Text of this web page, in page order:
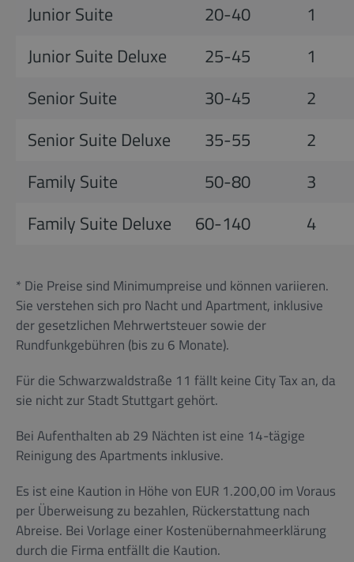
Junior Suite 20-40
1
Junior Suite Deluxe
25-45
1
Senior Suite
30-45
2
Senior Suite Deluxe
35-55
2
Family Suite
50-80
3
Family Suite Deluxe
60-140 4
* Die Preise sind Minimumpreise und können variieren.
Sie verstehen sich pro Nacht und Apartment, inklusive
der gesetzlichen Mehrwertsteuer sowie der
Rundfunkgebühren (bis zu 6 Monate).
Für die Schwarzwaldstraße 11 fällt keine City Tax an, da
sie nicht zur Stadt Stuttgart gehört.
Bei Aufenthalten ab 29 Nächten ist eine 14-tägige
Reinigung des Apartments inklusive.
Es ist eine Kaution in Höhe von EUR 1.200,00 im Voraus
per Überweisung zu bezahlen, Rückerstattung nach
Abreise. Bei Vorlage einer Kostenübernahmeerklärung
durch die Firma entfällt die Kaution.